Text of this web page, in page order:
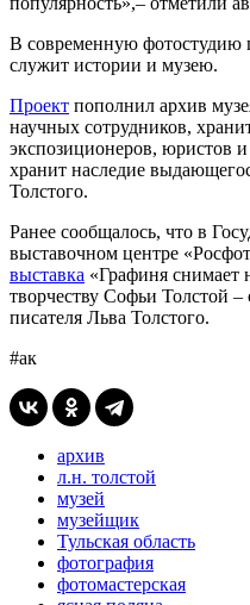
В современную фотостудию
служит истории и музею.
Проект пополнил архив
научных сотрудников,
экспозиционеров, юристов и
хранит наследие
Толстого.
Ранее сообщалось, что в
выставочном центре
выставка «Графиня снимает
творчеству Софьи Толстой –
писателя Льва Толстого.
#ак
архив
л.н. толстой
музей
музейщик
Тульская область
фотография
фотомастерская